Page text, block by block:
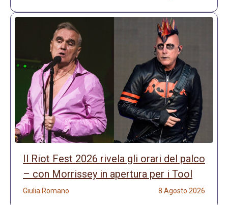
Il Riot Fest 2026 rivela gli orari del palco
– con Morrissey in apertura per i Tool
Giulia Romano 8 Agosto 2026